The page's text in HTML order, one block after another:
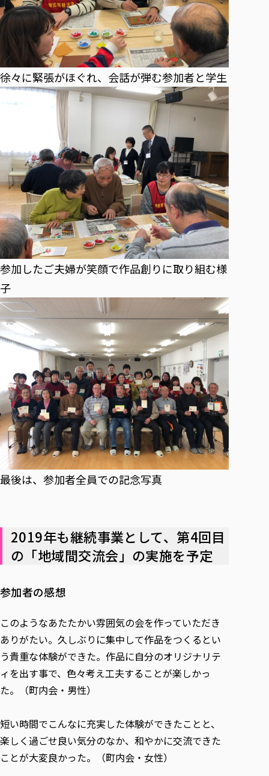
徐々に緊張がほぐれ、会話が弾む参加者と学生
参加したご夫婦が笑顔で作品創りに取り組む様
子
最後は、参加者全員での記念写真
2019年も継続事業として、第4回目
の「地域間交流会」の実施を予定
参加者の感想
このようなあたたかい雰囲気の会を作っていただき
ありがたい。久しぶりに集中して作品をつくるとい
う貴重な体験ができた。作品に自分のオリジナリテ
ィを出す事で、色々考え工夫することが楽しかっ
た。（町内会・男性）
短い時間でこんなに充実した体験ができたことと、
楽しく過ごせ良い気分のなか、和やかに交流できた
ことが大変良かった。（町内会・女性）